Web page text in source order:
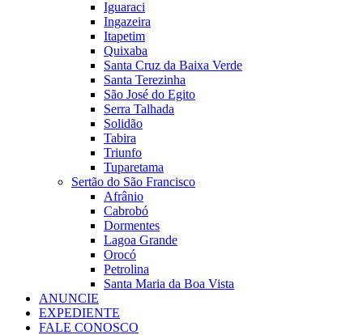
Iguaraci
Ingazeira
Itapetim
Quixaba
Santa Cruz da Baixa Verde
Santa Terezinha
São José do Egito
Serra Talhada
Solidão
Tabira
Triunfo
Tuparetama
Sertão do São Francisco
Afrânio
Cabrobó
Dormentes
Lagoa Grande
Orocó
Petrolina
Santa Maria da Boa Vista
ANUNCIE
EXPEDIENTE
FALE CONOSCO